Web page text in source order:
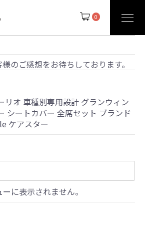
0
のご感想をお待ちしております。
リオ 車種別専用設計 グランウィン
シートカバー 全席セット ブランド
ケアスター
に表示されません。